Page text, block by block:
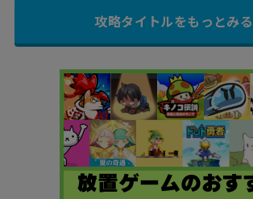
攻略タイトルをもっとみ